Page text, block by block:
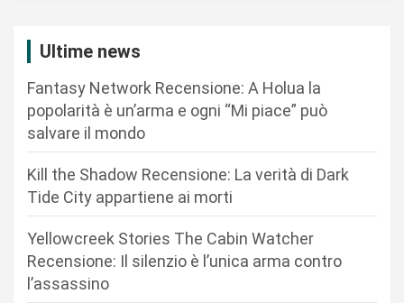
Ultime news
Fantasy Network Recensione: A Holua la
popolarità è un’arma e ogni “Mi piace” può
salvare il mondo
Kill the Shadow Recensione: La verità di Dark
Tide City appartiene ai morti
Yellowcreek Stories The Cabin Watcher
Recensione: Il silenzio è l’unica arma contro
l’assassino